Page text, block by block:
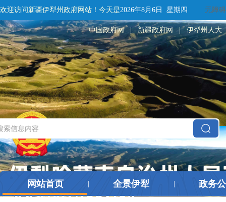
欢迎访问新疆伊犁州政府网站！ 今天是2026年8月6日 星期四 无障碍
中国政府网 | 新疆政府网 | 伊犁州人大
网站首页 全景伊犁 政务